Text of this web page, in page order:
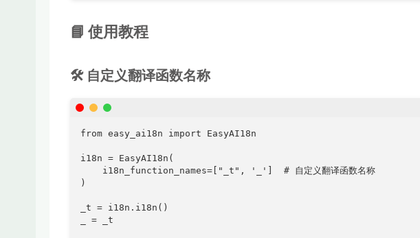
📘 使用教程
🛠️ 自定义翻译函数名称
from easy_ai18n import EasyAI18n
i18n = EasyAI18n(
    i18n_function_names=["_t", '_']  # 自定义翻译函数名称
)
_t = i18n.i18n()
_ = _t